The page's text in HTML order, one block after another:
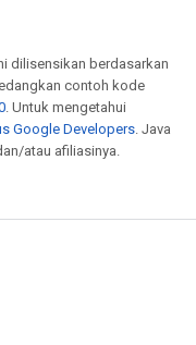
dilisensikan berdasarkan
contoh kode
. Untuk mengetahui
Google Developers. Java
atau afiliasinya.